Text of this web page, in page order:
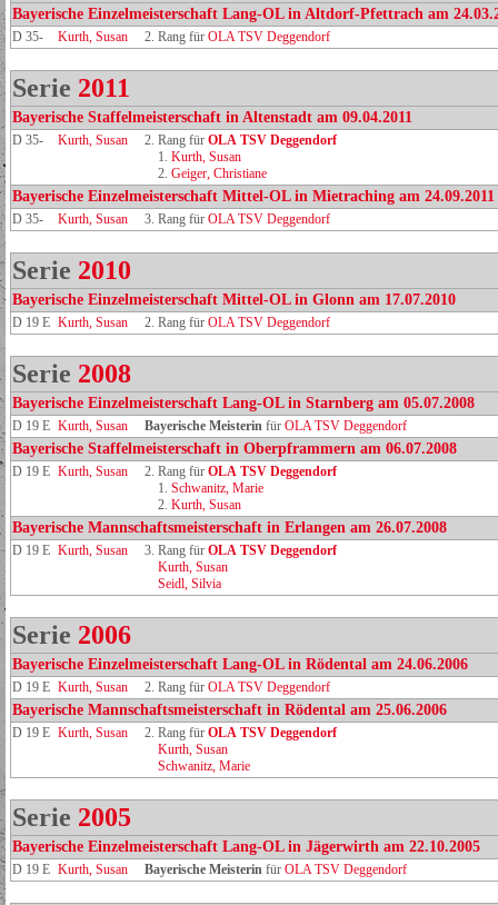
Bayerische Einzelmeisterschaft Lang-OL in Altdorf-Pfettrach am
D 35- Kurth, Susan 2. Rang für OLA TSV Deggendorf
Serie 2011
Bayerische Staffelmeisterschaft in Altenstadt am 09.04.2011
D 35- Kurth, Susan 2. Rang für OLA TSV Deggendorf
1. Kurth, Susan
2. Geiger, Christiane
Bayerische Einzelmeisterschaft Mittel-OL in Mietraching am 24.09.2011
D 35- Kurth, Susan 3. Rang für OLA TSV Deggendorf
Serie 2010
Bayerische Einzelmeisterschaft Mittel-OL in Glonn am 17.07.2010
D 19 E Kurth, Susan 2. Rang für OLA TSV Deggendorf
Serie 2008
Bayerische Einzelmeisterschaft Lang-OL in Starnberg am 05.07.2008
D 19 E Kurth, Susan Bayerische Meisterin für OLA TSV Deggendorf
Bayerische Staffelmeisterschaft in Oberpframmern am 06.07.2008
D 19 E Kurth, Susan 2. Rang für OLA TSV Deggendorf
1. Schwanitz, Marie
2. Kurth, Susan
Bayerische Mannschaftsmeisterschaft in Erlangen am 26.07.2008
D 19 E Kurth, Susan 3. Rang für OLA TSV Deggendorf
Kurth, Susan
Seidl, Silvia
Serie 2006
Bayerische Einzelmeisterschaft Lang-OL in Rödental am 24.06.2006
D 19 E Kurth, Susan 2. Rang für OLA TSV Deggendorf
Bayerische Mannschaftsmeisterschaft in Rödental am 25.06.2006
D 19 E Kurth, Susan 2. Rang für OLA TSV Deggendorf
Kurth, Susan
Schwanitz, Marie
Serie 2005
Bayerische Einzelmeisterschaft Lang-OL in Jägerwirth am 22.10.2005
D 19 E Kurth, Susan Bayerische Meisterin für OLA TSV Deggendorf